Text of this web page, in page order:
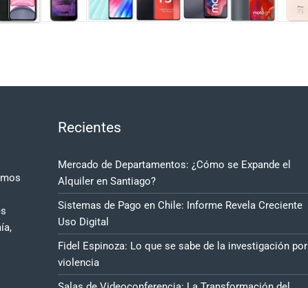
Recientes
Mercado de Departamentos: ¿Cómo se Expande el
Alquiler en Santiago?
Sistemas de Pago en Chile: Informe Revela Creciente
Uso Digital
Fidel Espinoza: Lo que se sabe de la investigación por
violencia